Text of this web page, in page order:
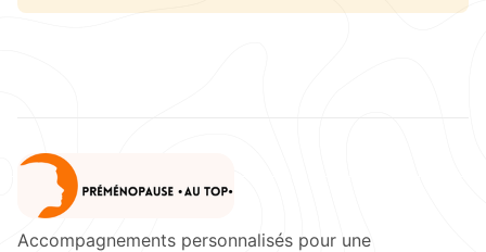
Accompagnements personnalisés pour une